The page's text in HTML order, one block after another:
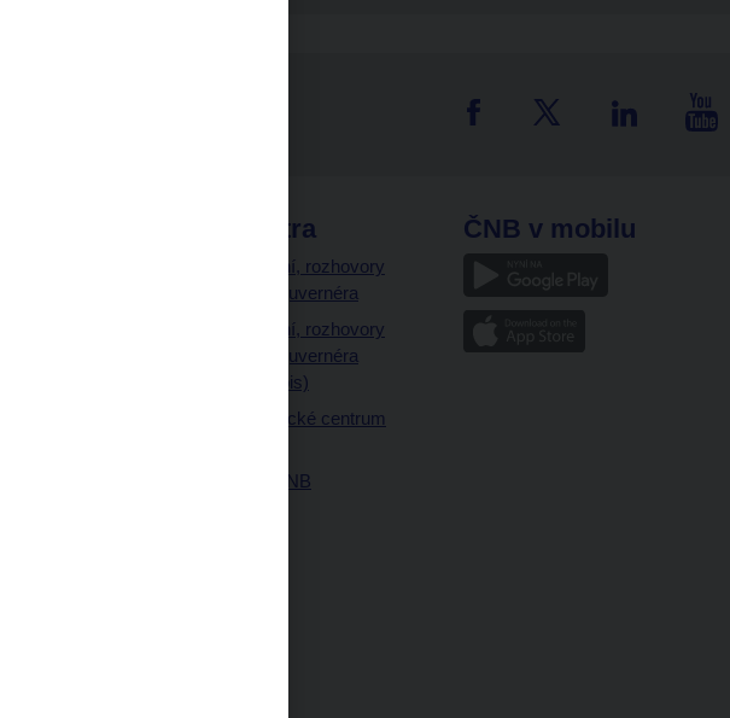
ČNB extra
Vystoupení, rozhovory
a články guvernéra
Vystoupení, rozhovory
a články guvernéra
(úplný výpis)
Návštěvnické centrum
Historie ČNB
ČNB v mobilu